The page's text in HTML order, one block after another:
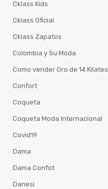
Cklass Kids
Cklass Oficial
Cklass Zapatos
Colombia y Su Moda
Como vender Oro de 14 Kilates
Confort
Coqueta
Coqueta Moda Internacional
Covid19
Dama
Dama Confot
Danesi